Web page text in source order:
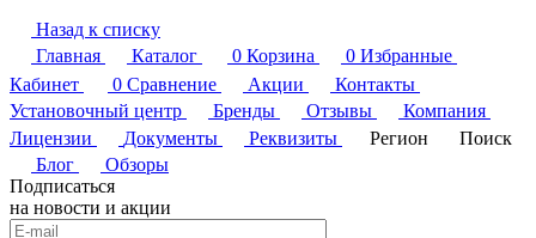
Назад к списку
Главная
Каталог 0 Корзина 0 Избранные
Кабинет
0 Сравнение Акции
Контакты
Установочный центр
Бренды Отзывы
Компания
Лицензии
Документы Реквизиты Регион
Поиск
Блог
Обзоры
Подписаться
на новости и акции